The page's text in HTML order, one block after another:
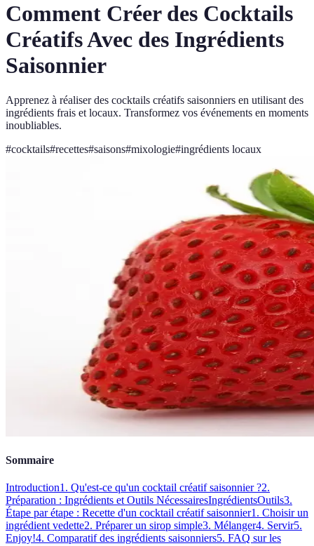
Comment Créer des Cocktails
Créatifs Avec des Ingrédients
Saisonnier
Apprenez à réaliser des cocktails créatifs saisonniers en utilisant des
ingrédients frais et locaux. Transformez vos événements en moments
inoubliables.
#cocktails#recettes#saisons#mixologie#ingrédients locaux
Sommaire
Introduction1. Qu'est-ce qu'un cocktail créatif saisonnier ?2.
Préparation : Ingrédients et Outils NécessairesIngrédientsOutils3.
Étape par étape : Recette d'un cocktail créatif saisonnier1. Choisir un
ingrédient vedette2. Préparer un sirop simple3. Mélanger4. Servir5.
Enjoy!4. Comparatif des ingrédients saisonniers5. FAQ sur les